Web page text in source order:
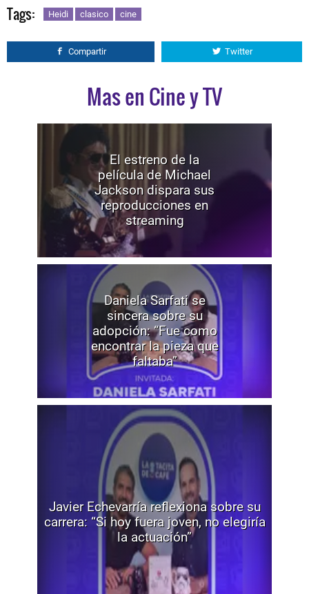
Tags: Heidi clasico cine
Compartir Twitter
Mas en Cine y TV
El estreno de la
película de Michael
Jackson dispara sus
reproducciones en
streaming
Daniela Sarfati se
sincera sobre su
adopción: “Fue como
encontrar la pieza que
faltaba”
Javier Echevarría reflexiona sobre su
carrera: “Si hoy fuera joven, no elegiría
la actuación”